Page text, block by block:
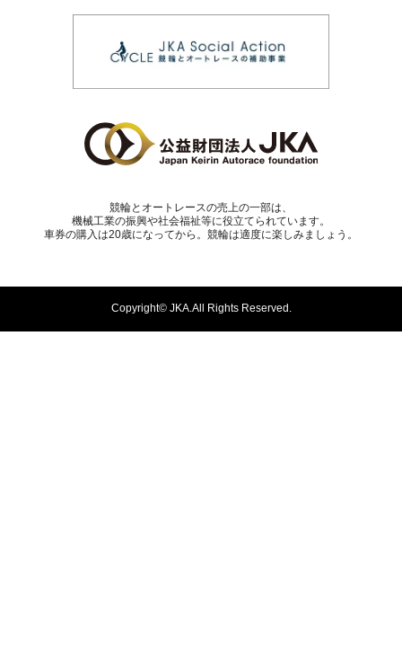
競輪とオートレースの売上の一部は、
機械⼯業の振興や社会福祉等に役⽴てられています。
車券の購入は20歳になってから。競輪は適度に楽しみましょう。
Copyright© JKA.All Rights Reserved.